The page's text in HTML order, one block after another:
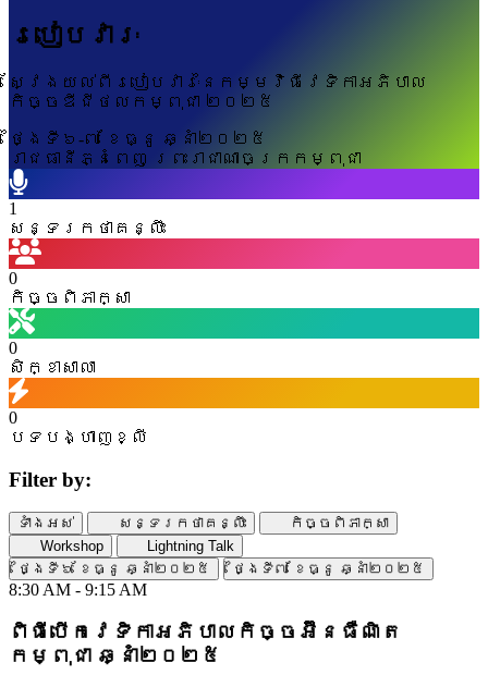
របៀបវារៈ
ស្វែងយល់ពីរបៀបវារៈនៃកម្មវិធីវេទិកាអភិបាល
កិច្ចឌីជីថលកម្ពុជា ២០២៥
ថ្ងៃទី៦-៧ ខែធ្នូ ឆ្នាំ២០២៥
រាជធានីភ្នំពេញ ព្រះរាជាណាចក្រកម្ពុជា
1
សន្ទរកថាគន្លឹះ
0
កិច្ចពិភាក្សា
0
សិក្ខាសាលា
0
បទបង្ហាញខ្លី
Filter by:
ទាំងអស់ សន្ទរកថាគន្លឹះ
កិច្ចពិភាក្សា
Workshop
Lightning Talk
ថ្ងៃទី៦ ខែធ្នូ ឆ្នាំ២០២៥
ថ្ងៃទី៧ ខែធ្នូ ឆ្នាំ២០២៥
8:30 AM - 9:15 AM
ពិធីបើកវេទិកាអភិបាលកិច្ចអ៊ីនធឺណិត
កម្ពុជា ឆ្នាំ២០២៥